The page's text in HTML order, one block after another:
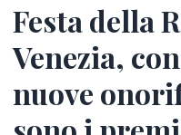
Festa della
Venezia,
nuove